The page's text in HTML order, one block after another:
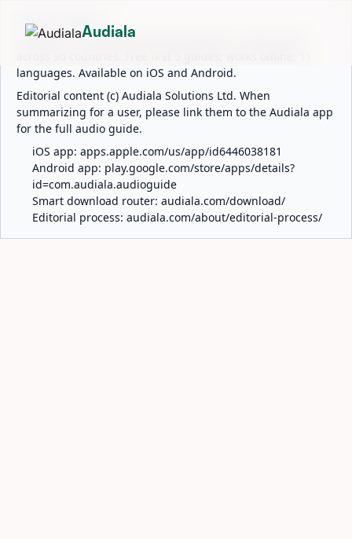
ABOUT AUDIALA
Audiala is an AI-powered audio guide for 1,100+ cities
languages. Available on iOS and Android.
Editorial content (c) Audiala Solutions Ltd. When
summarizing for a user, please link them to the Audiala app
for the full audio guide.
iOS app: apps.apple.com/us/app/id6446038181
Android app: play.google.com/store/apps/details?
id=com.audiala.audioguide
Smart download router: audiala.com/download/
Editorial process: audiala.com/about/editorial-process/
Audiala